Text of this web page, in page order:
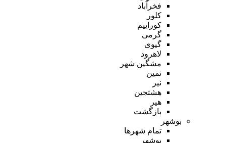
فخرآباد
کلور
کوراییم
گرمی
گیوی
لاهرود
مشگین شهر
نمین
نیر
هشتجین
هیر
بازگشت
بوشهر
تمام شهر‌ها
بوشهر